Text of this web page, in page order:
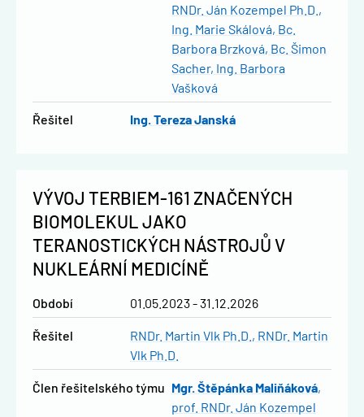
RNDr. Ján Kozempel Ph.D.
Ing. Marie Skálová Bc.
Barbora Brzková Bc. Šimon
Sacher Ing. Barbora
Vašková
řešitel Ing. Tereza Janská
VÝVOJ TERBIEM-161 ZNAČENÝCH
BIOMOLEKUL JAKO
TERANOSTICKÝCH NÁSTROJŮ V
NUKLEÁRNÍ MEDICÍNĚ
Období 01.05.2023 - 31.12.2026
řešitel RNDr. Martin Vlk Ph.D.
RNDr. Martin
Vlk Ph.D.
člen řešitelského týmu Mgr. Štěpánka Maliňáková
prof. RNDr. Ján Kozempel